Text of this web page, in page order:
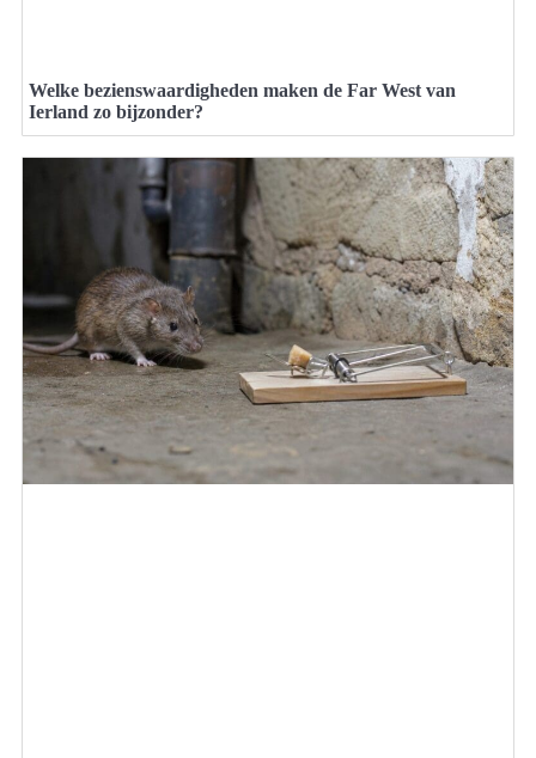
Welke bezienswaardigheden maken de Far West van
Ierland zo bijzonder?